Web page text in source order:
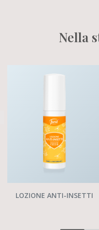
Nella
LOZIONE ANTI-INSETTI